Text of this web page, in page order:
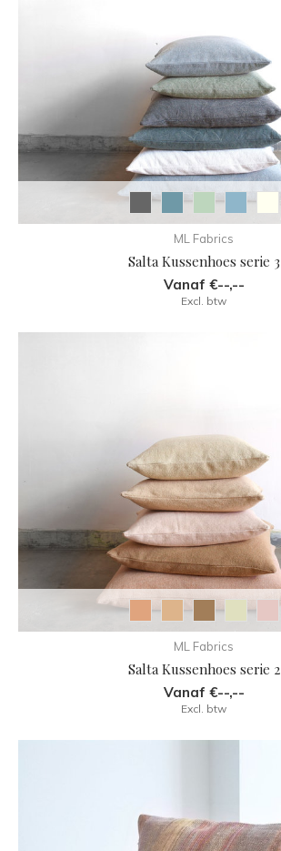
ML Fabrics
Salta Kussenhoes serie 3
Vanaf €--,--
Excl. btw
ML Fabrics
Salta Kussenhoes serie 2
Vanaf €--,--
Excl. btw